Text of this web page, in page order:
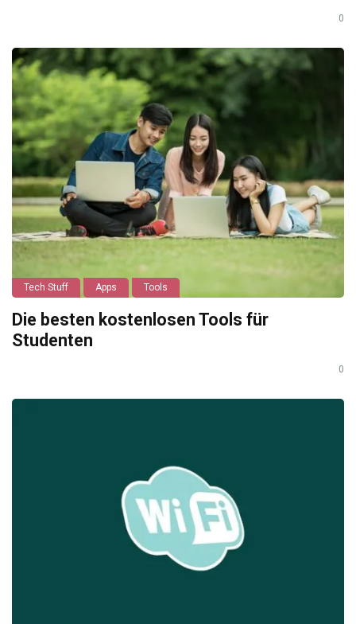
0
Tech Stuff Apps Tools
Die besten kostenlosen Tools für
Studenten
0